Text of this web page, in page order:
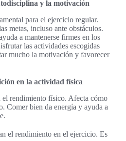
y la motivación
para el ejercicio regular.
metas, incluso ante obstáculos.
a mantenerse firmes en los
las actividades escogidas
mucho la motivación y favorecer
en la actividad física
rendimiento físico. Afecta cómo
Comer bien da energía y ayuda a
el rendimiento en el ejercicio. Es